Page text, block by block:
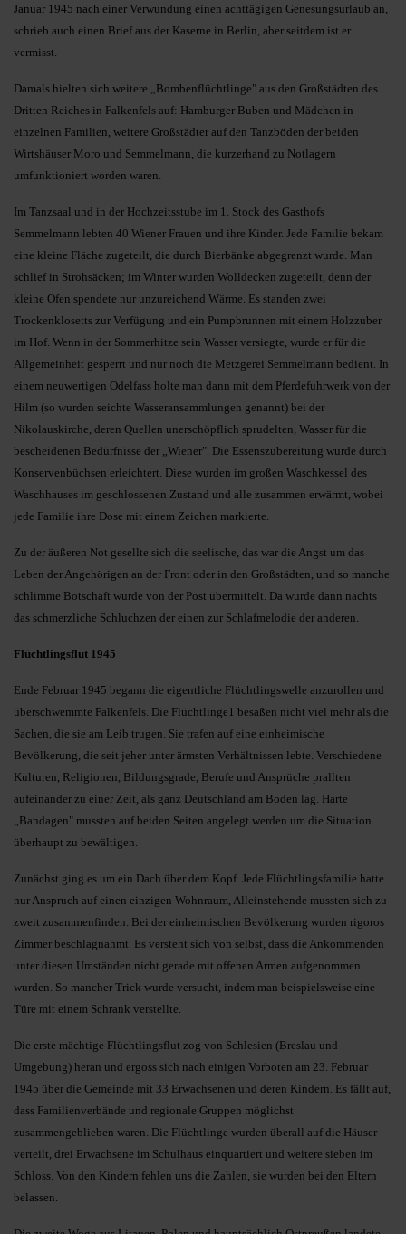
Januar 1945 nach einer Verwundung einen achttägigen Genesungsurlaub an,
schrieb auch einen Brief aus der Kaserne in Berlin, aber seitdem ist er
vermisst.
Damals hielten sich weitere „Bombenflüchtlinge" aus den Großstädten des
Dritten Reiches in Falkenfels auf: Hamburger Buben und Mädchen in
einzelnen Familien, weitere Großstädter auf den Tanzböden der beiden
Wirtshäuser Moro und Semmelmann, die kurzerhand zu Notlagern
umfunktioniert worden waren.
Im Tanzsaal und in der Hochzeitsstube im 1. Stock des Gasthofs
Semmelmann lebten 40 Wiener Frauen und ihre Kinder. Jede Familie bekam
eine kleine Fläche zugeteilt, die durch Bierbänke abgegrenzt wurde. Man
schlief in Strohsäcken; im Winter wurden Wolldecken zugeteilt, denn der
kleine Ofen spendete nur unzureichend Wärme. Es standen zwei
Trockenklosetts zur Verfügung und ein Pumpbrunnen mit einem Holzzuber
im Hof. Wenn in der Sommerhitze sein Wasser versiegte, wurde er für die
Allgemeinheit gesperrt und nur noch die Metzgerei Semmelmann bedient. In
einem neuwertigen Odelfass holte man dann mit dem Pferdefuhrwerk von der
Hilm (so wurden seichte Wasseransammlungen genannt) bei der
Nikolauskirche, deren Quellen unerschöpflich sprudelten, Wasser für die
bescheidenen Bedürfnisse der „Wiener". Die Essenszubereitung wurde durch
Konservenbüchsen erleichtert. Diese wurden im großen Waschkessel des
Waschhauses im geschlossenen Zustand und alle zusammen erwärmt, wobei
jede Familie ihre Dose mit einem Zeichen markierte.
Zu der äußeren Not gesellte sich die seelische, das war die Angst um das
Leben der Angehörigen an der Front oder in den Großstädten, und so manche
schlimme Botschaft wurde von der Post übermittelt. Da wurde dann nachts
das schmerzliche Schluchzen der einen zur Schlafmelodie der anderen.
Flüchtlingsflut 1945
Ende Februar 1945 begann die eigentliche Flüchtlingswelle anzurollen und
überschwemmte Falkenfels. Die Flüchtlinge1 besaßen nicht viel mehr als die
Sachen, die sie am Leib trugen. Sie trafen auf eine einheimische
Bevölkerung, die seit jeher unter ärmsten Verhältnissen lebte. Verschiedene
Kulturen, Religionen, Bildungsgrade, Berufe und Ansprüche prallten
aufeinander zu einer Zeit, als ganz Deutschland am Boden lag. Harte
„Bandagen" mussten auf beiden Seiten angelegt werden um die Situation
überhaupt zu bewältigen.
Zunächst ging es um ein Dach über dem Kopf. Jede Flüchtlingsfamilie hatte
nur Anspruch auf einen einzigen Wohnraum, Alleinstehende mussten sich zu
zweit zusammenfinden. Bei der einheimischen Bevölkerung wurden rigoros
Zimmer beschlagnahmt. Es versteht sich von selbst, dass die Ankommenden
unter diesen Umständen nicht gerade mit offenen Armen aufgenommen
wurden. So mancher Trick wurde versucht, indem man beispielsweise eine
Türe mit einem Schrank verstellte.
Die erste mächtige Flüchtlingsflut zog von Schlesien (Breslau und
Umgebung) heran und ergoss sich nach einigen Vorboten am 23. Februar
1945 über die Gemeinde mit 33 Erwachsenen und deren Kindern. Es fällt auf,
dass Familienverbände und regionale Gruppen möglichst
zusammengeblieben waren. Die Flüchtlinge wurden überall auf die Häuser
verteilt, drei Erwachsene im Schulhaus einquartiert und weitere sieben im
Schloss. Von den Kindern fehlen uns die Zahlen, sie wurden bei den Eltern
belassen.